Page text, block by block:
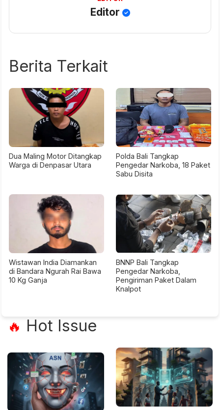
Editor
Berita Terkait
Dua Maling Motor Ditangkap
Warga di Denpasar Utara
Polda Bali Tangkap
Pengedar Narkoba, 18 Paket
Sabu Disita
Wistawan India Diamankan
di Bandara Ngurah Rai Bawa
10 Kg Ganja
BNNP Bali Tangkap
Pengedar Narkoba,
Pengiriman Paket Dalam
Knalpot
🔥 Hot Issue